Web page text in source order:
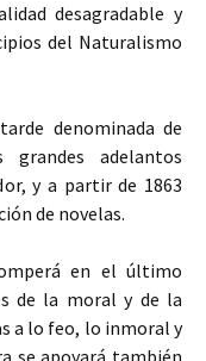
desagradable y
del Naturalismo
denominada de
grandes adelantos
y a partir de 1863
de novelas.
en el último
de la moral y de la
a lo feo, lo inmoral y
se apoyará también